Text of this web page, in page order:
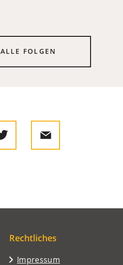
ALLE FOLGEN
Rechtliches
Impressum